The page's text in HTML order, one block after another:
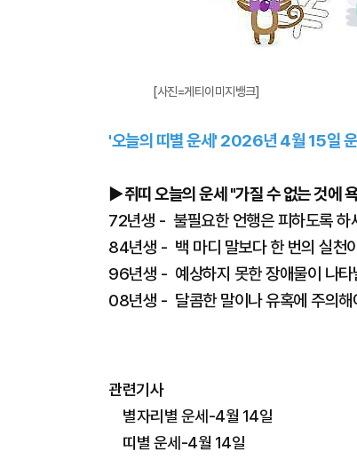
[사진=게티이미지뱅크]
'오늘의 띠별 운세' 2026년 4월 15일
▶쥐띠 오늘의 운세 "가질 수 없는 것에
72년생 - 불필요한 언행은 피하도록 하
84년생 - 백 마디 말보다 한 번의 실천
96년생 - 예상하지 못한 장애물이 나타
08년생 - 달콤한 말이나 유혹에 주의해
관련기사
별자리별 운세-4월 14일
띠별 운세-4월 14일